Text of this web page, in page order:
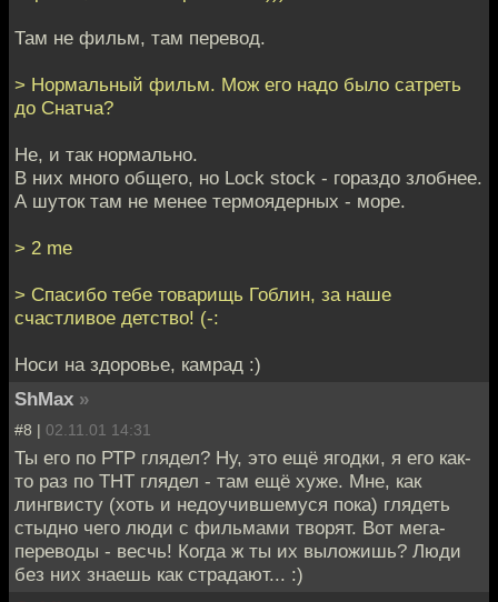
Там не фильм, там перевод.
> Нормальный фильм. Мож его надо было сатреть
до Снатча?
Не, и так нормально.
В них много общего, но Lock stock - гораздо злобнее.
А шуток там не менее термоядерных - море.
> 2 me
> Спасибо тебе товарищь Гоблин, за наше
счастливое детство! (-:
Носи на здоровье, камрад :)
ShMax »
#8 | 02.11.01 14:31
Ты его по РТР глядел? Ну, это ещё ягодки, я его как-
то раз по ТНТ глядел - там ещё хуже. Мне, как
лингвисту (хоть и недоучившемуся пока) глядеть
стыдно чего люди с фильмами творят. Вот мега-
переводы - весчь! Когда ж ты их выложишь? Люди
без них знаешь как страдают... :)